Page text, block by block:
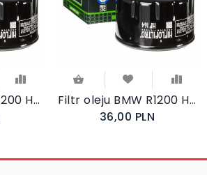
Filtr oleju BMW R1200 HP2 Sport 2008-2009 Hiflo HF164
Filtr oleju BMW R1200 HP2 Enduro 2005-2008 Hiflo HF164
36,00 PLN